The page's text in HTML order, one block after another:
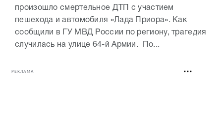
произошло смертельное ДТП с участием
пешехода и автомобиля «Лада Приора». Как
сообщили в ГУ МВД России по региону, трагедия
случилась на улице 64-й Армии. По...
РЕКЛАМА